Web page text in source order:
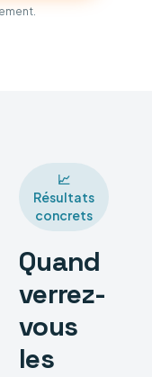
📈
Résultats
concrets
Quand
verrez-
vous
les